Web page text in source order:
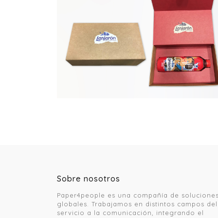
Sobre nosotros
Paper4people es una compañía de
globales. Trabajamos en distintos campos del
servicio a la comunicación, integrando el